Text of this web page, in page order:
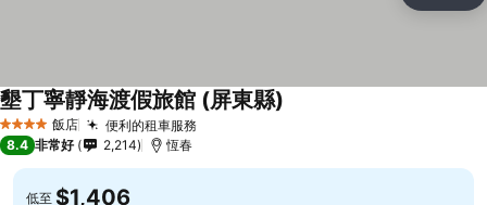
4 星級 飯店 便利的租車服務
墾丁寧靜海渡假旅館 (屏東縣)
8.4 非常好 2,214 恆春
低至 $1,406